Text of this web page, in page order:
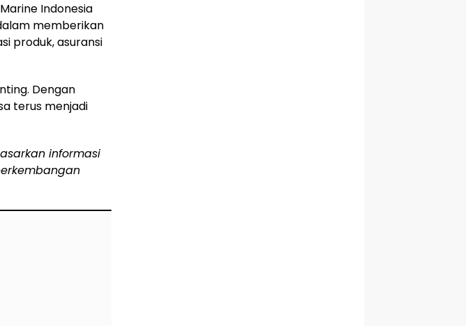
Indonesia
memberikan
produk, asuransi
Dengan
terus menjadi
informasi